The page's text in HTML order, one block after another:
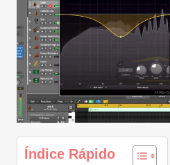
Índice Rápido